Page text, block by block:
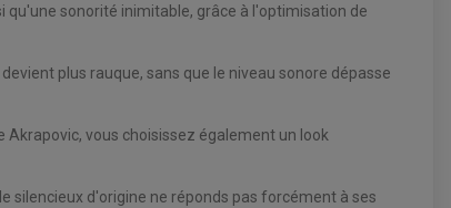
sonorité inimitable, grâce à l'optimisation de
plus rauque, sans que le niveau sonore dépasse
vous choisissez également un look
silencieux d'origine ne réponds pas forcément à ses